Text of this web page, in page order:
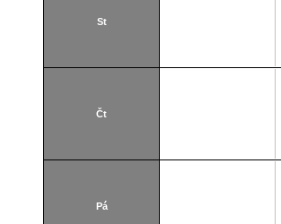
St
Čt
Pá